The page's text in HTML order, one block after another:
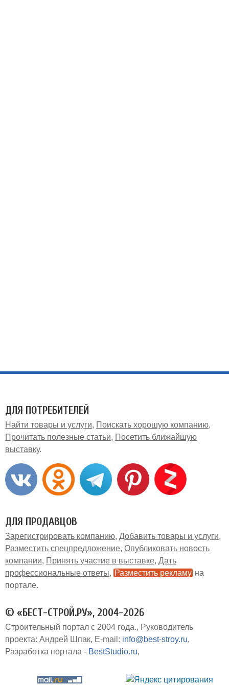
ДЛЯ ПОТРЕБИТЕЛЕЙ
Найти товары и услуги
Поискать хорошую компанию
Прочитать полезные статьи
Посетить ближайшую
выставку
ДЛЯ ПРОДАВЦОВ
Зарегистрировать компанию Добавить товары и услуги
Разместить спецпредложение Опубликовать новость
компании
Принять участие в выставке Дать
профессиональные ответы
Разместить рекламу на
портале
© «БЕСТ-СТРОЙ.РУ», 2004-2026
Строительный портал с 2004 года.
Руководитель
проекта: Андрей Шпак E-mail: info@best-stroy.ru
Разработка портала - BestStudio.ru